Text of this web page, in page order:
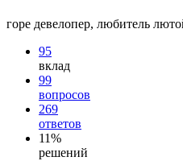
горе девелопер, любитель
95
вклад
99
вопросов
269
ответов
11%
решений